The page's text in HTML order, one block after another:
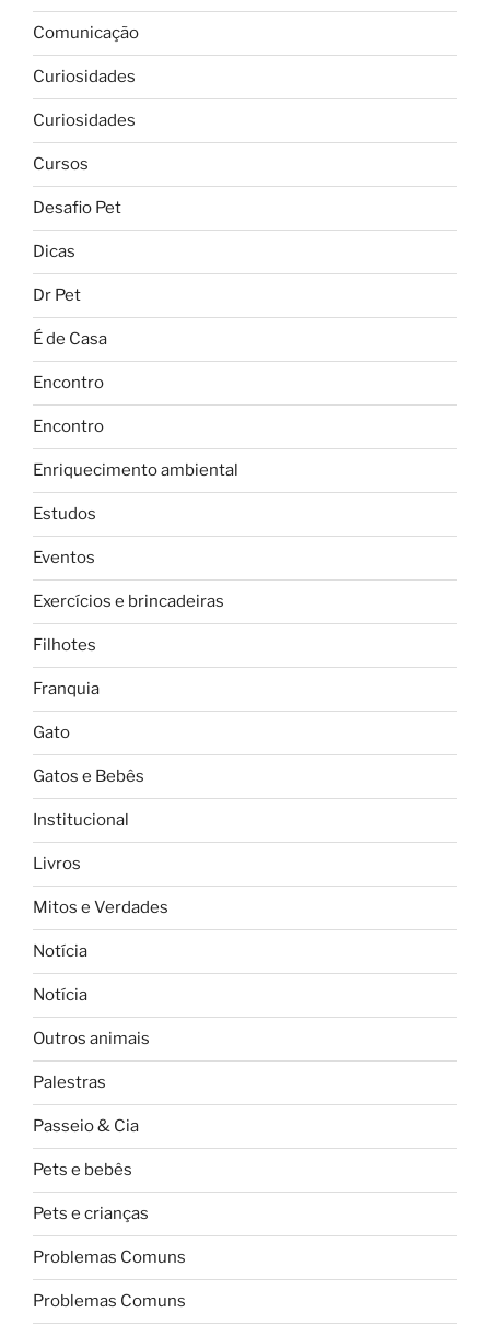
Comunicação
Curiosidades
Curiosidades
Cursos
Desafio Pet
Dicas
Dr Pet
É de Casa
Encontro
Encontro
Enriquecimento ambiental
Estudos
Eventos
Exercícios e brincadeiras
Filhotes
Franquia
Gato
Gatos e Bebês
Institucional
Livros
Mitos e Verdades
Notícia
Notícia
Outros animais
Palestras
Passeio & Cia
Pets e bebês
Pets e crianças
Problemas Comuns
Problemas Comuns